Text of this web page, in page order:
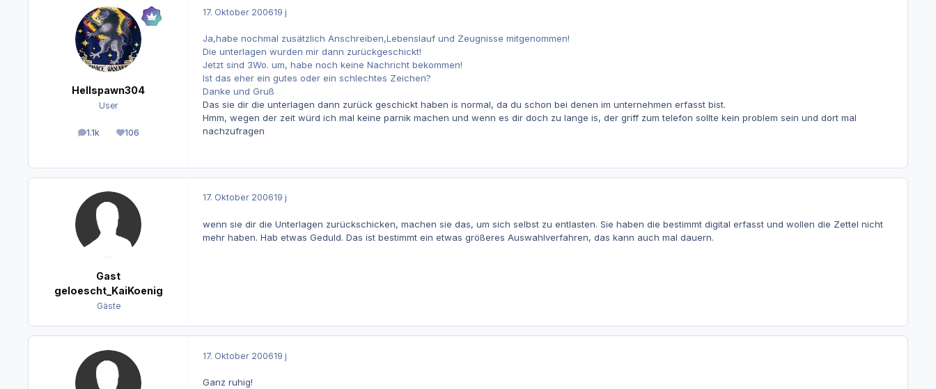
Hellspawn304
User
1.1k
Beiträge106
Reputation
17. Oktober 200619 j
Ja,habe nochmal zusätzlich Anschreiben,Lebenslauf und Zeugnisse mitgenommen!
Die unterlagen wurden mir dann zurückgeschickt!
Jetzt sind 3Wo. um, habe noch keine Nachricht bekommen!
Ist das eher ein gutes oder ein schlechtes Zeichen?
Danke und Gruß
Das sie dir die unterlagen dann zurück geschickt haben is normal, da du schon bei denen im unternehmen erfasst bist.
Hmm, wegen der zeit würd ich mal keine parnik machen und wenn es dir doch zu lange is, der griff zum telefon sollte kein problem sein und dort mal
nachzufragen
Gast
geloescht_KaiKoenig
Gäste
17. Oktober 200619 j
wenn sie dir die Unterlagen zurückschicken, machen sie das, um sich selbst zu entlasten. Sie haben die bestimmt digital erfasst und wollen die Zettel nicht
mehr haben. Hab etwas Geduld. Das ist bestimmt ein etwas größeres Auswahlverfahren, das kann auch mal dauern.
17. Oktober 200619 j
Ganz ruhig!